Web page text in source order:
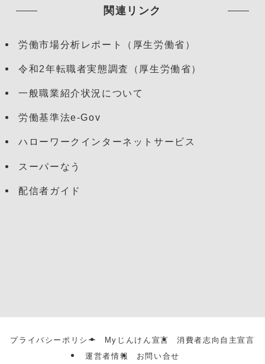
関連リンク
労働市場分析レポート（厚生労働省）
令和2年転職者実態調査（厚生労働省）
一般職業紹介状況について
労働基準法e-Gov
ハローワークインターネットサービス
スーパーなう
配信者ガイド
プライバシーポリシー Myじんけん宣言
消費者志向自主宣言
運営者情報
お問い合せ